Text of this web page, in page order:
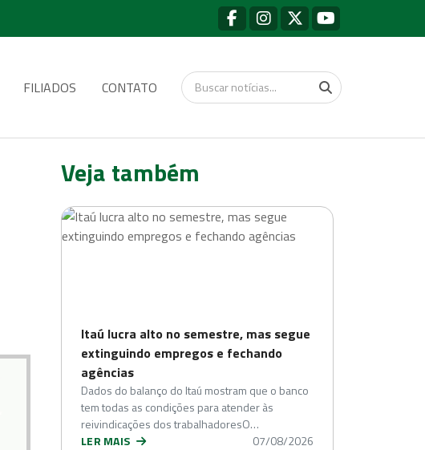
FILIADOS CONTATO
Veja também
Itaú lucra alto no semestre, mas segue
extinguindo empregos e fechando
agências
Dados do balanço do Itaú mostram que o banco
tem todas as condições para atender às
reivindicações dos trabalhadoresO…
LER MAIS
07/08/2026